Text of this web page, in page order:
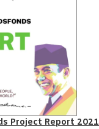
Project Report 2021